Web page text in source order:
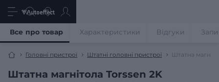
Головні пристрої Штатні головні пристрої Штатна
Штатна магнітола Torssen 2K
Все про товар Характеристики Відгуки